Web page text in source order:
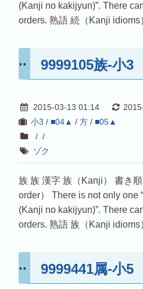
(Kanji no kakijyun)”. There
orders. 熟語 続（Kanji idioms
9999105族-小3
2015-03-13 01:14
小3 / ■04▲ / 方/ ■05▲
/ /
ゾク
族 族 漢字 族（Kanji） 書き
order） There is not only one
(Kanji no kakijyun)”. There
orders. 熟語 族（Kanji idioms
9999441属-小5